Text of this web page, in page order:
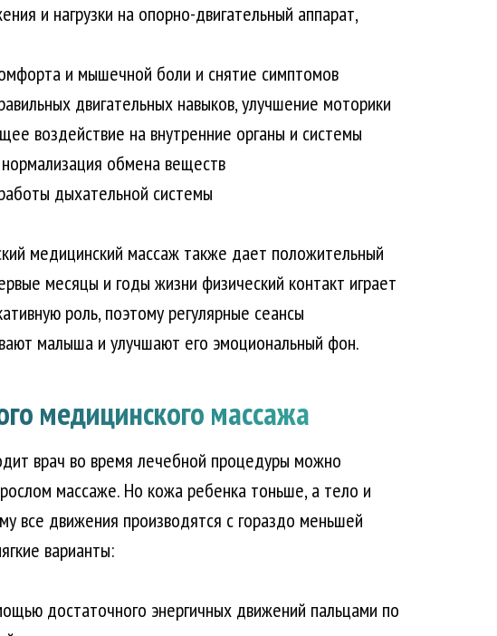
и нагрузки на опорно-двигательный аппарат,
и мышечной боли и снятие симптомов
двигательных навыков, улучшение моторики
воздействие на внутренние органы и системы
обмена веществ
дыхательной системы
медицинский массаж также дает положительный
месяцы и годы жизни физический контакт играет
роль, поэтому регулярные сеансы
малыша и улучшают его эмоциональный фон.
медицинского массажа
врач во время лечебной процедуры можно
массаже. Но кожа ребенка тоньше, а тело и
все движения производятся с гораздо меньшей
варианты:
достаточного энергичных движений пальцами по